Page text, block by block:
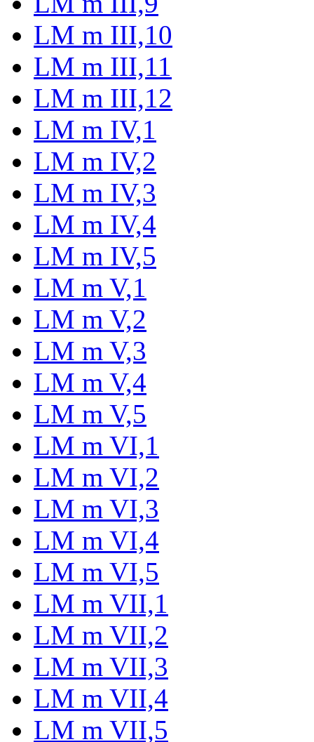
LM m III,10
LM m III,11
LM m III,12
LM m IV,1
LM m IV,2
LM m IV,3
LM m IV,4
LM m IV,5
LM m V,1
LM m V,2
LM m V,3
LM m V,4
LM m V,5
LM m VI,1
LM m VI,2
LM m VI,3
LM m VI,4
LM m VI,5
LM m VII,1
LM m VII,2
LM m VII,3
LM m VII,4
LM m VII,5